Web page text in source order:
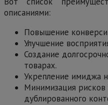
описаниями:
Повышение
Улучшение
Создание
товарах.
Укрепление имиджа
Минимизация рисков
дублированного